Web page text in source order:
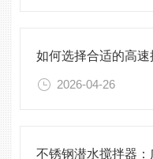
2026-04-26